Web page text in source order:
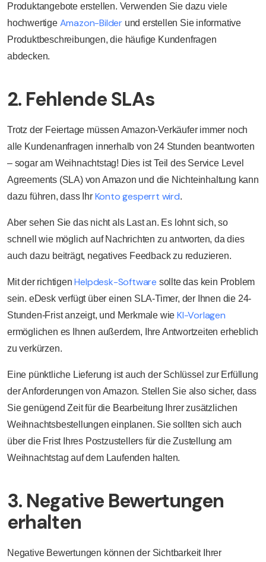
Produktangebote erstellen. Verwenden Sie dazu viele
hochwertige Amazon-Bilder und erstellen Sie informative
Produktbeschreibungen, die häufige Kundenfragen
abdecken.
2. Fehlende SLAs
Trotz der Feiertage müssen Amazon-Verkäufer immer noch
alle Kundenanfragen innerhalb von 24 Stunden beantworten
– sogar am Weihnachtstag! Dies ist Teil des Service Level
Agreements (SLA) von Amazon und die Nichteinhaltung kann
dazu führen, dass Ihr Konto gesperrt wird.
Aber sehen Sie das nicht als Last an. Es lohnt sich, so
schnell wie möglich auf Nachrichten zu antworten, da dies
auch dazu beiträgt, negatives Feedback zu reduzieren.
Mit der richtigenHelpdesk-Software sollte das kein Problem
sein. eDesk verfügt über einen SLA-Timer, der Ihnen die 24-
Stunden-Frist anzeigt, und Merkmale wieKI-Vorlagen
ermöglichen es Ihnen außerdem, Ihre Antwortzeiten erheblich
zu verkürzen.
Eine pünktliche Lieferung ist auch der Schlüssel zur Erfüllung
der Anforderungen von Amazon. Stellen Sie also sicher, dass
Sie genügend Zeit für die Bearbeitung Ihrer zusätzlichen
Weihnachtsbestellungen einplanen. Sie sollten sich auch
über die Frist Ihres Postzustellers für die Zustellung am
Weihnachtstag auf dem Laufenden halten.
3. Negative Bewertungen
erhalten
Negative Bewertungen können der Sichtbarkeit Ihrer